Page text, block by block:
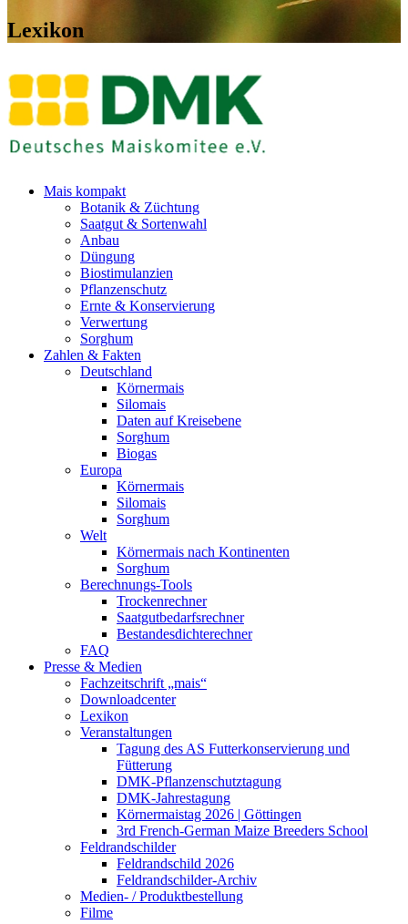
Lexikon
Mais kompakt
Botanik & Züchtung
Saatgut & Sortenwahl
Anbau
Düngung
Biostimulanzien
Pflanzenschutz
Ernte & Konservierung
Verwertung
Sorghum
Zahlen & Fakten
Deutschland
Körnermais
Silomais
Daten auf Kreisebene
Sorghum
Biogas
Europa
Körnermais
Silomais
Sorghum
Welt
Körnermais nach Kontinenten
Sorghum
Berechnungs-Tools
Trockenrechner
Saatgutbedarfsrechner
Bestandesdichterechner
FAQ
Presse & Medien
Fachzeitschrift „mais“
Downloadcenter
Lexikon
Veranstaltungen
Tagung des AS Futterkonservierung und
Fütterung
DMK-Pflanzenschutztagung
DMK-Jahrestagung
Körnermaistag 2026 | Göttingen
3rd French-German Maize Breeders School
Feldrandschilder
Feldrandschild 2026
Feldrandschilder-Archiv
Medien- / Produktbestellung
Filme